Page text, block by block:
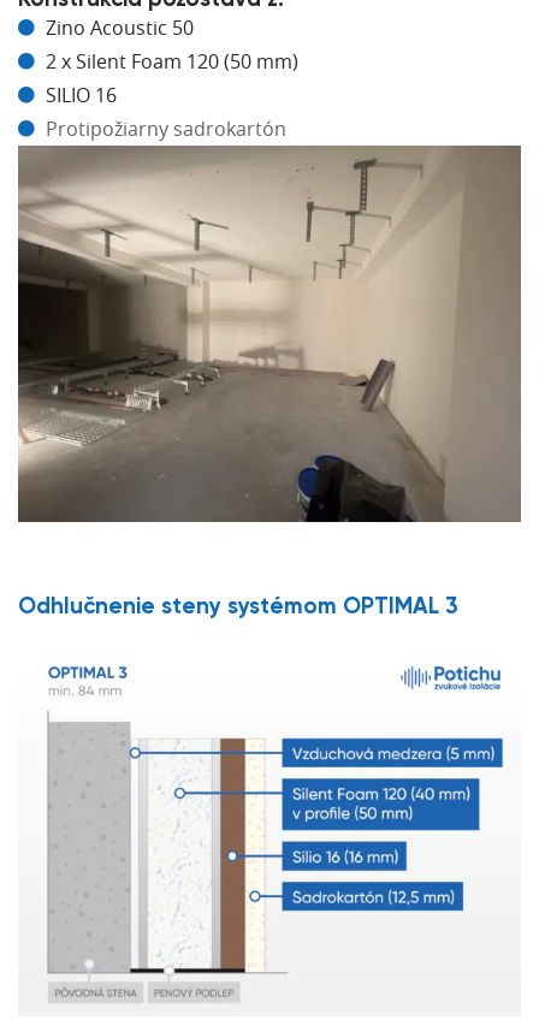
Zino Acoustic 50
2 x Silent Foam 120 (50 mm)
SILIO 16
Protipožiarny sadrokartón
Odhlučnenie steny systémom OPTIMAL 3